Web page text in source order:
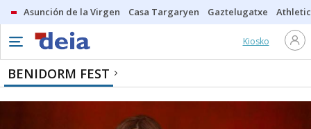
Asunción de la Virgen Casa Targaryen Gaztelugatxe Athletic
Kiosko
BENIDORM FEST